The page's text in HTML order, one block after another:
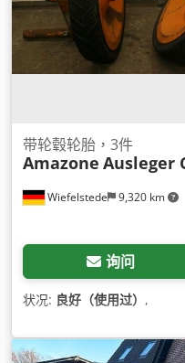
Wiefelstede 9,320 km
带轮毂轮胎，3件
Amazone Ausleger
询问
状况: 良好（使用过） ,